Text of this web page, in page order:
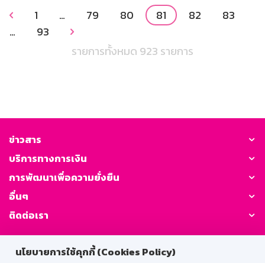
นโยบายการใช้คุกกี้ (Cookies Policy)
 1 … 79 80 81 82
83
…
93 
รายการทั้งหมด 923 รายการ
ข่าวสาร
บริการทางการเงิน
การพัฒนาเพื่อความยั่งยืน
อื่นๆ
ติดต่อเรา
GSB Society: